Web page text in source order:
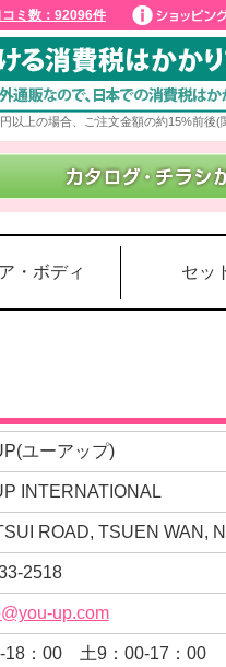
コミ数：92096件
以上の場合、ご注文金額の約15%前後
・ボディ セッ
ユーアップ)
INTERNATIONAL
ROAD, TSUEN WAN,
2518
up.com
18：00 土9：00-17：00